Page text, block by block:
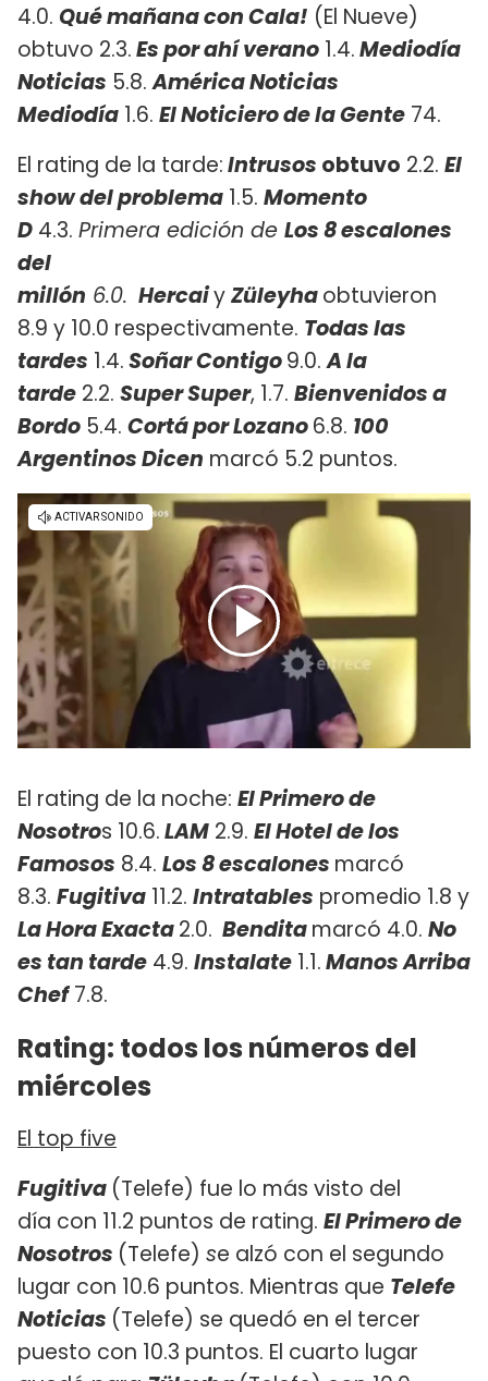
4.0. Qué mañana con Cala! (El Nueve)
obtuvo 2.3.Es por ahí verano 1.4.Mediodía
Noticias 5.8.América Noticias
Mediodía 1.6. El Noticiero de la Gente 74.
El rating de la tarde:Intrusos obtuvo 2.2. El
show del problema 1.5. Momento
D 4.3. Primera edición de Los 8 escalones
del
millón 6.0. HercaiyZüleyhaobtuvieron
8.9 y 10.0 respectivamente. Todas las
tardes 1.4.Soñar Contigo9.0.A la
tarde 2.2. Super Super, 1.7. Bienvenidos a
Bordo 5.4. Cortá por Lozano6.8. 100
Argentinos Dicen marcó 5.2 puntos.
El rating de la noche: El Primero de
Nosotros 10.6.LAM 2.9. El Hotel de los
Famosos 8.4. Los 8 escalones marcó
8.3. Fugitiva 11.2. Intratables promedio 1.8 y
La Hora Exacta2.0. Benditamarcó 4.0. No
es tan tarde 4.9. Instalate 1.1.Manos Arriba
Chef7.8.
Rating: todos los números del
miércoles
El top five
Fugitiva (Telefe) fue lo más visto del
día con 11.2 puntos de rating. El Primero de
Nosotros (Telefe) se alzó con el segundo
lugar con 10.6 puntos. Mientras que Telefe
Noticias (Telefe) se quedó en el tercer
puesto con 10.3 puntos. El cuarto lugar